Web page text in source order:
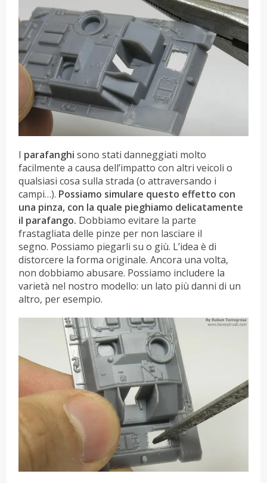
I parafanghi sono stati danneggiati molto
facilmente a causa dell’impatto con altri veicoli o
qualsiasi cosa sulla strada (o attraversando i
campi…). Possiamo simulare questo effetto con
una pinza, con la quale pieghiamo delicatamente
il parafango. Dobbiamo evitare la parte
frastagliata delle pinze per non lasciare il
segno. Possiamo piegarli su o giù. L’idea è di
distorcere la forma originale. Ancora una volta,
non dobbiamo abusare. Possiamo includere la
varietà nel nostro modello: un lato più danni di un
altro, per esempio.